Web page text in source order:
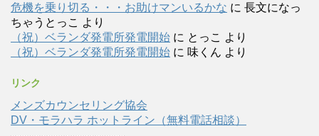
危機を乗り切る・・・お助けマンいるかな に 長文になっ
ちゃうとっこ より
（祝）ベランダ発電所発電開始 に とっこ より
（祝）ベランダ発電所発電開始 に 味くん より
リンク
メンズカウンセリング協会
DV・モラハラ ホットライン（無料電話相談）